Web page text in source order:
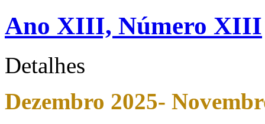
Ano XIII, Número XIII
Detalhes
Dezembro 2025-